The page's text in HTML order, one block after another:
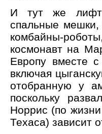
И тут же
спальные
комбайны-
космонавт на
Европу вместе
включая
отобранную у
поскольку
Норрис (по жизни
Техаса) зависит